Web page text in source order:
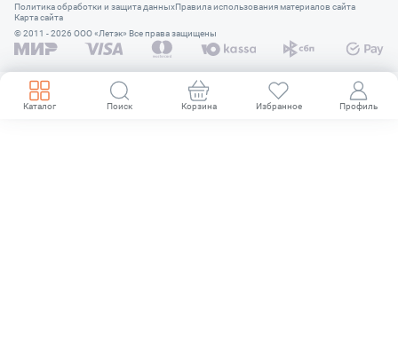
© 2011 - 2026 OOO «Летэк» Все права защищены
Политика обработки и защита данныхПравила использования материалов сайта
Карта сайта
Каталог Поиск Корзина Избранное Профиль